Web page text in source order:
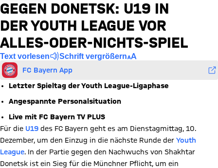
GEGEN DONETSK: U19 IN
DER YOUTH LEAGUE VOR
ALLES-ODER-NICHTS-SPIEL
Text vorlesen Schrift vergrößern
FC Bayern App
Letzter Spieltag der Youth League-Ligaphase
Angespannte Personalsituation
Live mit FC Bayern TV PLUS
Für die U19 des FC Bayern geht es am Dienstagmittag, 10.
Dezember, um den Einzug in die nächste Runde der Youth
League. In der Partie gegen den Nachwuchs von Shakhtar
Donetsk ist ein Sieg für die Münchner Pflicht, um ein